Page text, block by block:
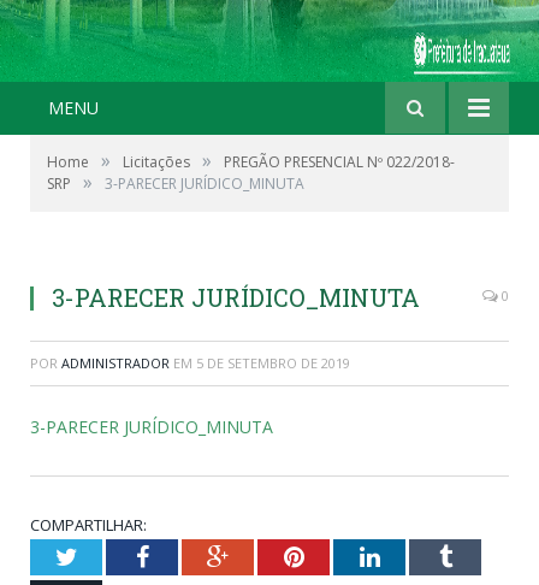
MENU
Home » Licitações »
PREGÃO PRESENCIAL Nº 022/2018-
SRP
» 3-PARECER JURÍDICO_MINUTA
3-PARECER JURÍDICO_MINUTA 0
POR ADMINISTRADOR EM 5 DE SETEMBRO DE 2019
3-PARECER JURÍDICO_MINUTA
COMPARTILHAR:
TwitterFacebookGoogle+PinterestLinkedInTumblr